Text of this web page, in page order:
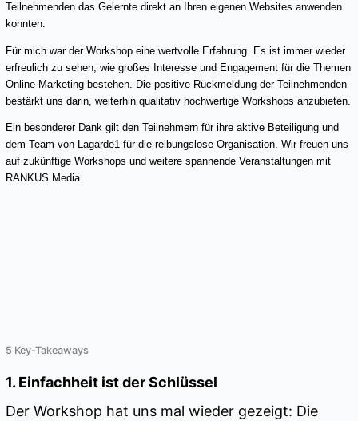
Teilnehmenden das Gelernte direkt an Ihren eigenen Websites anwenden
konnten.
Für mich war der Workshop eine wertvolle Erfahrung. Es ist immer wieder
erfreulich zu sehen, wie großes Interesse und Engagement für die Themen
Online-Marketing bestehen. Die positive Rückmeldung der Teilnehmenden
bestärkt uns darin, weiterhin qualitativ hochwertige Workshops anzubieten.
Ein besonderer Dank gilt den Teilnehmern für ihre aktive Beteiligung und
dem Team von Lagarde1 für die reibungslose Organisation. Wir freuen uns
auf zukünftige Workshops und weitere spannende Veranstaltungen mit
RANKUS Media.
5 Key-Takeaways
1. Einfachheit ist der Schlüssel
Der Workshop hat uns mal wieder gezeigt: Die